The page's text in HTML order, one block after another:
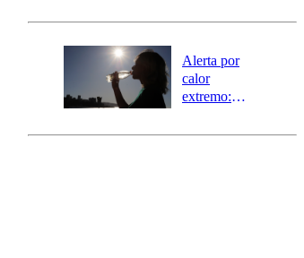
agrícola para
Alerta por
calor
extremo:
activa Alerta